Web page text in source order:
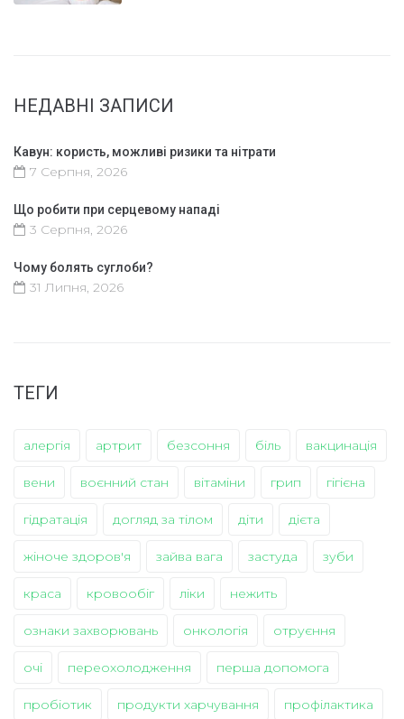
НЕДАВНІ ЗАПИСИ
Кавун: користь, можливі ризики та нітрати
7 Серпня, 2026
Що робити при серцевому нападі
3 Серпня, 2026
Чому болять суглоби?
31 Липня, 2026
ТЕГИ
алергія артрит безсоння біль вакцинація
вени воєнний стан вітаміни грип гігієна
гідратація догляд за тілом діти дієта
жіноче здоров'я зайва вага застуда зуби
краса кровообіг ліки нежить
ознаки захворювань онкологія отруєння
очі переохолодження перша допомога
пробіотик продукти харчування профілактика